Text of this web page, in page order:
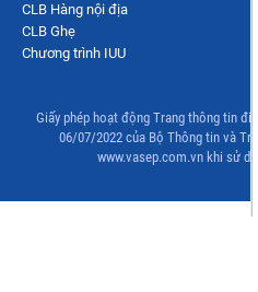
CLB Hàng nội địa
CLB Ghẹ
Chương trình IUU
Giấy phép hoạt động Trang thông tin
06/07/2022 của Bộ Thông tin và
www.vasep.com.vn khi sử